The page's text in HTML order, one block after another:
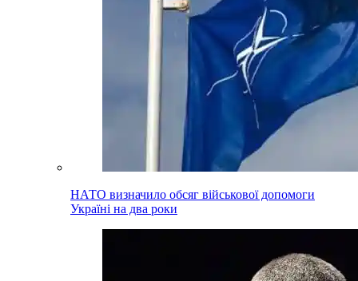
НАТО визначило обсяг військової допомоги
Україні на два роки